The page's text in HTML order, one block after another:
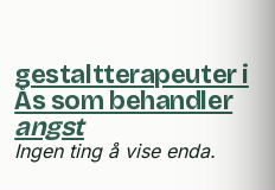
gestaltterapeuter i
Ås som behandler
angst
Ingen ting å vise enda.